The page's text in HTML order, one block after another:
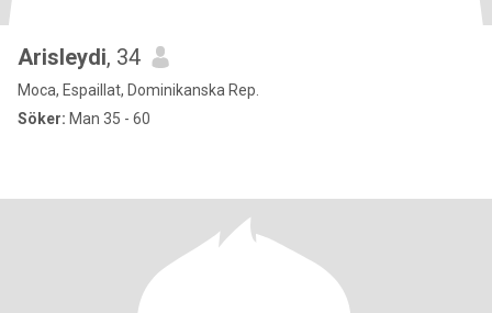
Arisleydi, 34
Moca, Espaillat, Dominikanska Rep.
Söker: Man 35 - 60